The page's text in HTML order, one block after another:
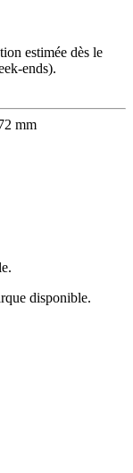
estimée dès le
ends).
mm
disponible.